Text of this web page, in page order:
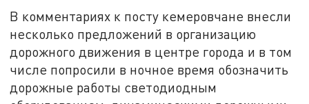
В комментариях к посту кемеровчане внесли
несколько предложений в организацию
дорожного движения в центре города и в том
числе попросили в ночное время обозначить
дорожные работы светодиодным